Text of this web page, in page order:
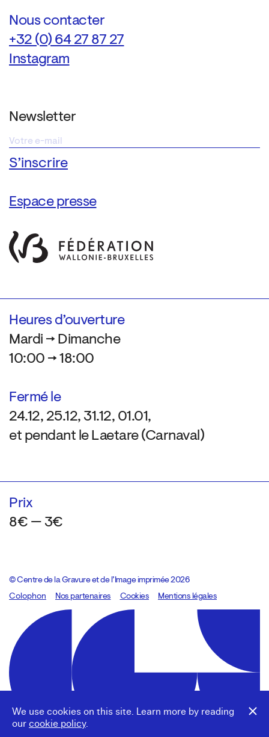
We use cookies on this site. Learn more by reading
our cookie policy.
Nous contacter
+32 (0) 64 27 87 27
Instagram
Newsletter
Espace presse
Heures d’ouverture
Mardi → Dimanche
10:00 → 18:00
Fermé le
24.12, 25.12, 31.12, 01.01,
et pendant le Laetare (Carnaval)
Prix
8€ — 3€
© Centre de la Gravure et de l’Image imprimée 2026
Colophon
Design:Marcel Kaczmarek, code:8080.studio
Nos partenaires Cookies Mentions légales